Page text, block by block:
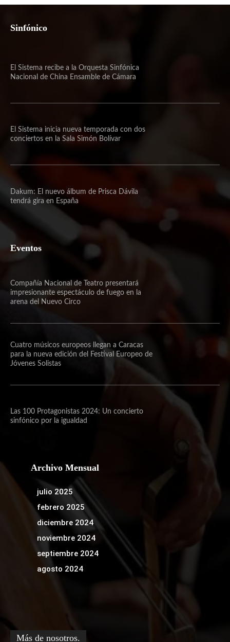
Sinfónico
El Sistema recibe a la Orquesta Sinfónica
Nacional de China Ensamble de Cámara
El Sistema inicia nueva temporada con dos
conciertos en la Sala Simón Bolívar
Dakum: El nuevo álbum de Prisca Dávila
tendrá gira en España
Eventos
Compañía Nacional de Teatro presentará
impresionante espectáculo de fuego en la
arena del Nuevo Circo
Cuatro músicos europeos llegan a Caracas
para la nueva edición del Festival Europeo de
Jóvenes Solistas
Las 100 Protagonistas 2024: Un concierto
sinfónico por la igualdad
Archivo Mensual
julio 2025
febrero 2025
diciembre 2024
noviembre 2024
septiembre 2024
agosto 2024
Más de nosotros.